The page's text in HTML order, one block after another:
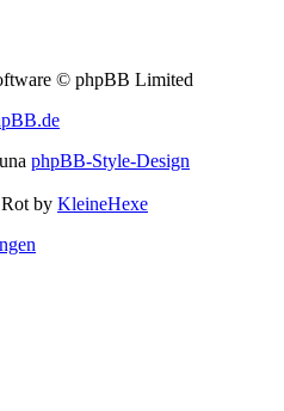
© phpBB Limited
phpBB-Style-Design
by KleineHexe